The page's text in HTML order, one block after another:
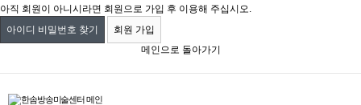
아직 회원이 아니시라면 회원으로 가입 후 이용해 주십시오.
아이디 비밀번호 찾기
회원 가입
메인으로 돌아가기